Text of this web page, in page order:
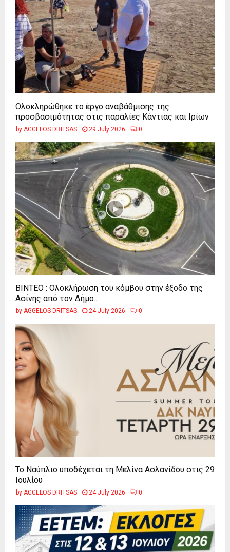
Ολοκληρώθηκε το έργο αναβάθμισης της
προσβασιμότητας στις παραλίες Κάντιας και Ιρίων
by AGGELOS DRITSAS 29 July 2026 0
ΒΙΝΤΕΟ : Ολοκλήρωση του κόμβου στην έξοδο της
Ασίνης από τον Δήμο...
by AGGELOS DRITSAS 24 July 2026 0
Το Ναύπλιο υποδέχεται τη Μελίνα Ασλανίδου στις 29
Ιουλίου
by AGGELOS DRITSAS 24 July 2026 0